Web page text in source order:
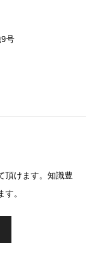
号
頂けます。知識豊
。